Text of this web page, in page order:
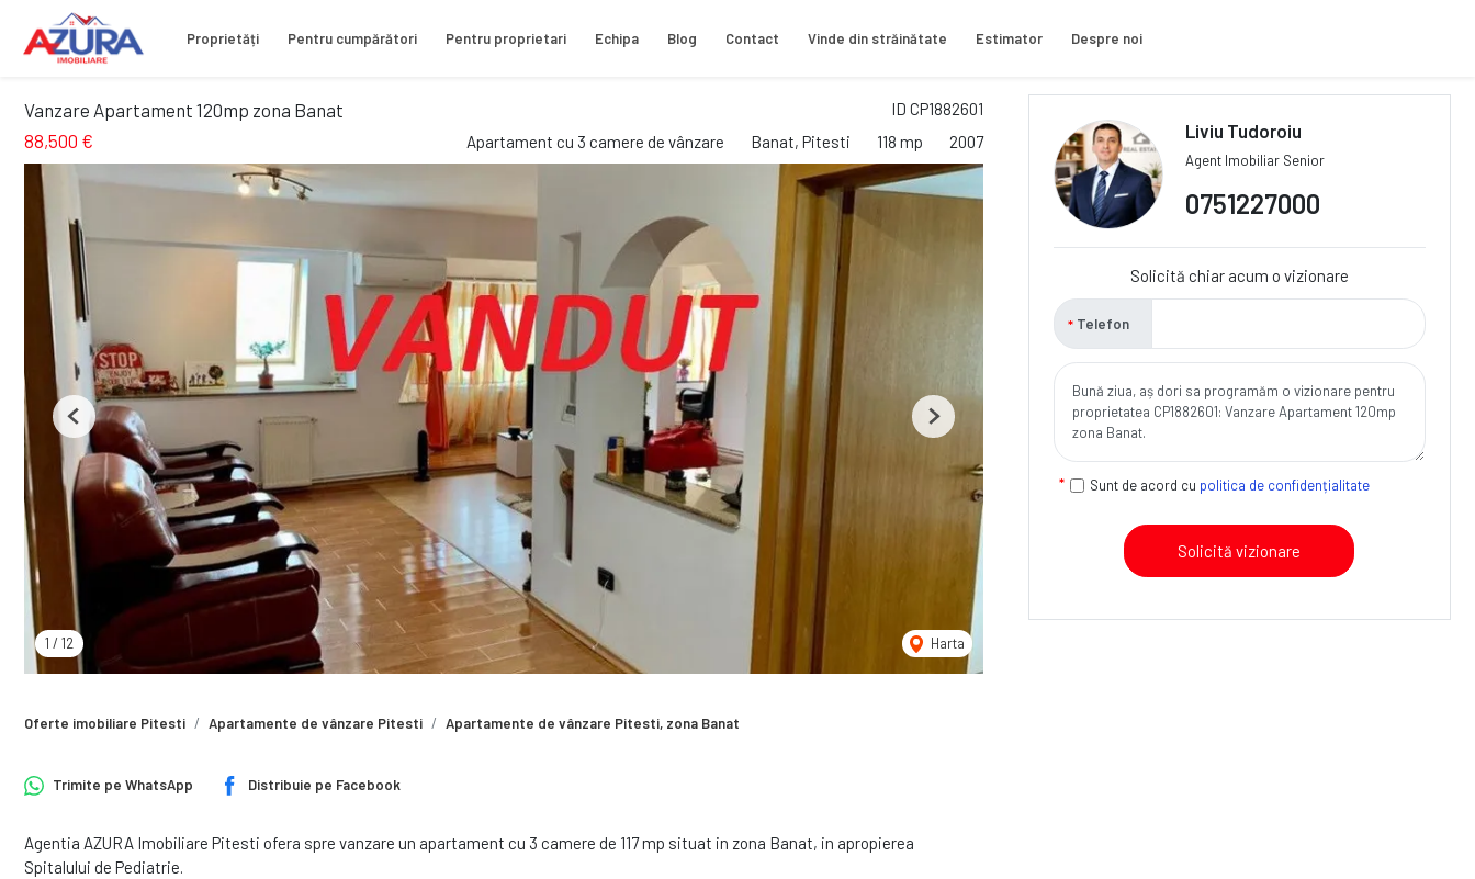
Proprietăți Pentru cumpărători Pentru proprietari Echipa Blog Contact Vinde din străinătate Estimator Despre noi
ID CP1882601
Vanzare Apartament 120mp zona Banat
88,500 €
Apartament cu 3 camere de vânzare Banat, Pitesti 118 mp 2007
1 / 12 Harta
Previous Next
Oferte imobiliare Pitesti Apartamente de vânzare Pitesti Apartamente de vânzare Pitesti, zona Banat
Trimite pe WhatsApp Distribuie pe Facebook
Agentia AZURA Imobiliare Pitesti ofera spre vanzare un apartament cu 3 camere de 117 mp situat in zona Banat, in apropierea
Spitalului de Pediatrie.
Liviu Tudoroiu
Agent Imobiliar Senior
0751227000
Solicită chiar acum o vizionare
Telefon
Sunt de acord cu politica de confidențialitate
Solicită vizionare